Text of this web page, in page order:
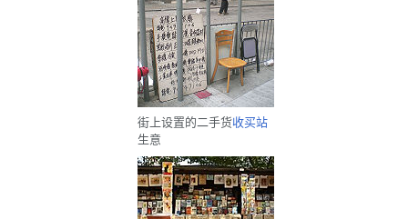
街上设置的二手货收买站
生意